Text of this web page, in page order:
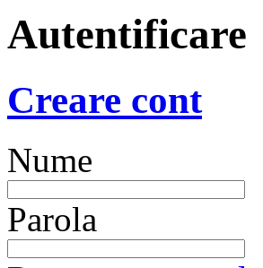
Autentificare
Creare cont
Nume
Parola